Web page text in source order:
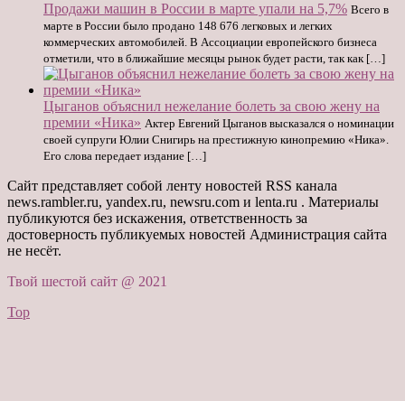
Продажи машин в России в марте упали на 5,7% Всего в
марте в России было продано 148 676 легковых и легких
коммерческих автомобилей. В Ассоциации европейского бизнеса
отметили, что в ближайшие месяцы рынок будет расти, так как […]
Цыганов объяснил нежелание болеть за свою жену на
премии «Ника» Актер Евгений Цыганов высказался о номинации
своей супруги Юлии Снигирь на престижную кинопремию «Ника».
Его слова передает издание […]
Сайт представляет собой ленту новостей RSS канала
news.rambler.ru, yandex.ru, newsru.com и lenta.ru . Материалы
публикуются без искажения, ответственность за
достоверность публикуемых новостей Администрация сайта
не несёт.
Твой шестой сайт @ 2021
Top